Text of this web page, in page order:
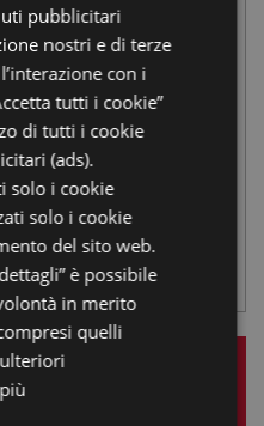
lungo la
pubblicitari
nostri e di terze
con i
tutti i cookie”
di tutti i cookie
(ads).
solo i cookie
solo i cookie
del sito web.
è possibile
in merito
quelli